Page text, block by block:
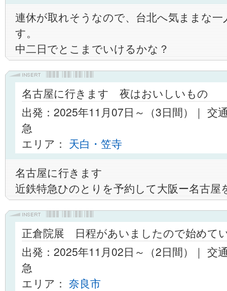
連休が取れそうなので、台北へ気ままな
す。
中二日でとこまでいけるかな？
名古屋に行きます 夜はおいしいもの
出発：2025年11月07日～（3日間）｜ 交
急
エリア： 天白・笠寺
名古屋に行きます
近鉄特急ひのとりを予約して大阪ー名古屋
正倉院展 日程があいましたので始めて
出発：2025年11月02日～（2日間）｜ 交
急
エリア： 奈良市